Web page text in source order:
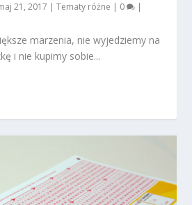
21, 2017 |Tematy różne | 0 |
marzenia, nie wyjedziemy na
i nie kupimy sobie...